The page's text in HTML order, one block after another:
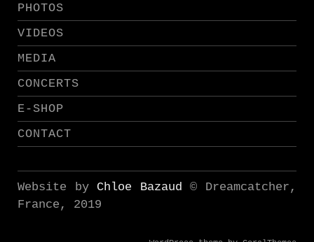
PHOTOS
VIDEOS
MEDIA
CONCERTS
E-SHOP
CONTACT
Website by Chloe Bazaud © Dreamcatcher,
France, 2019